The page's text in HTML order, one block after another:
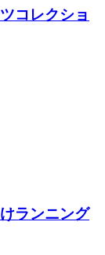
コレクショ
ランニング